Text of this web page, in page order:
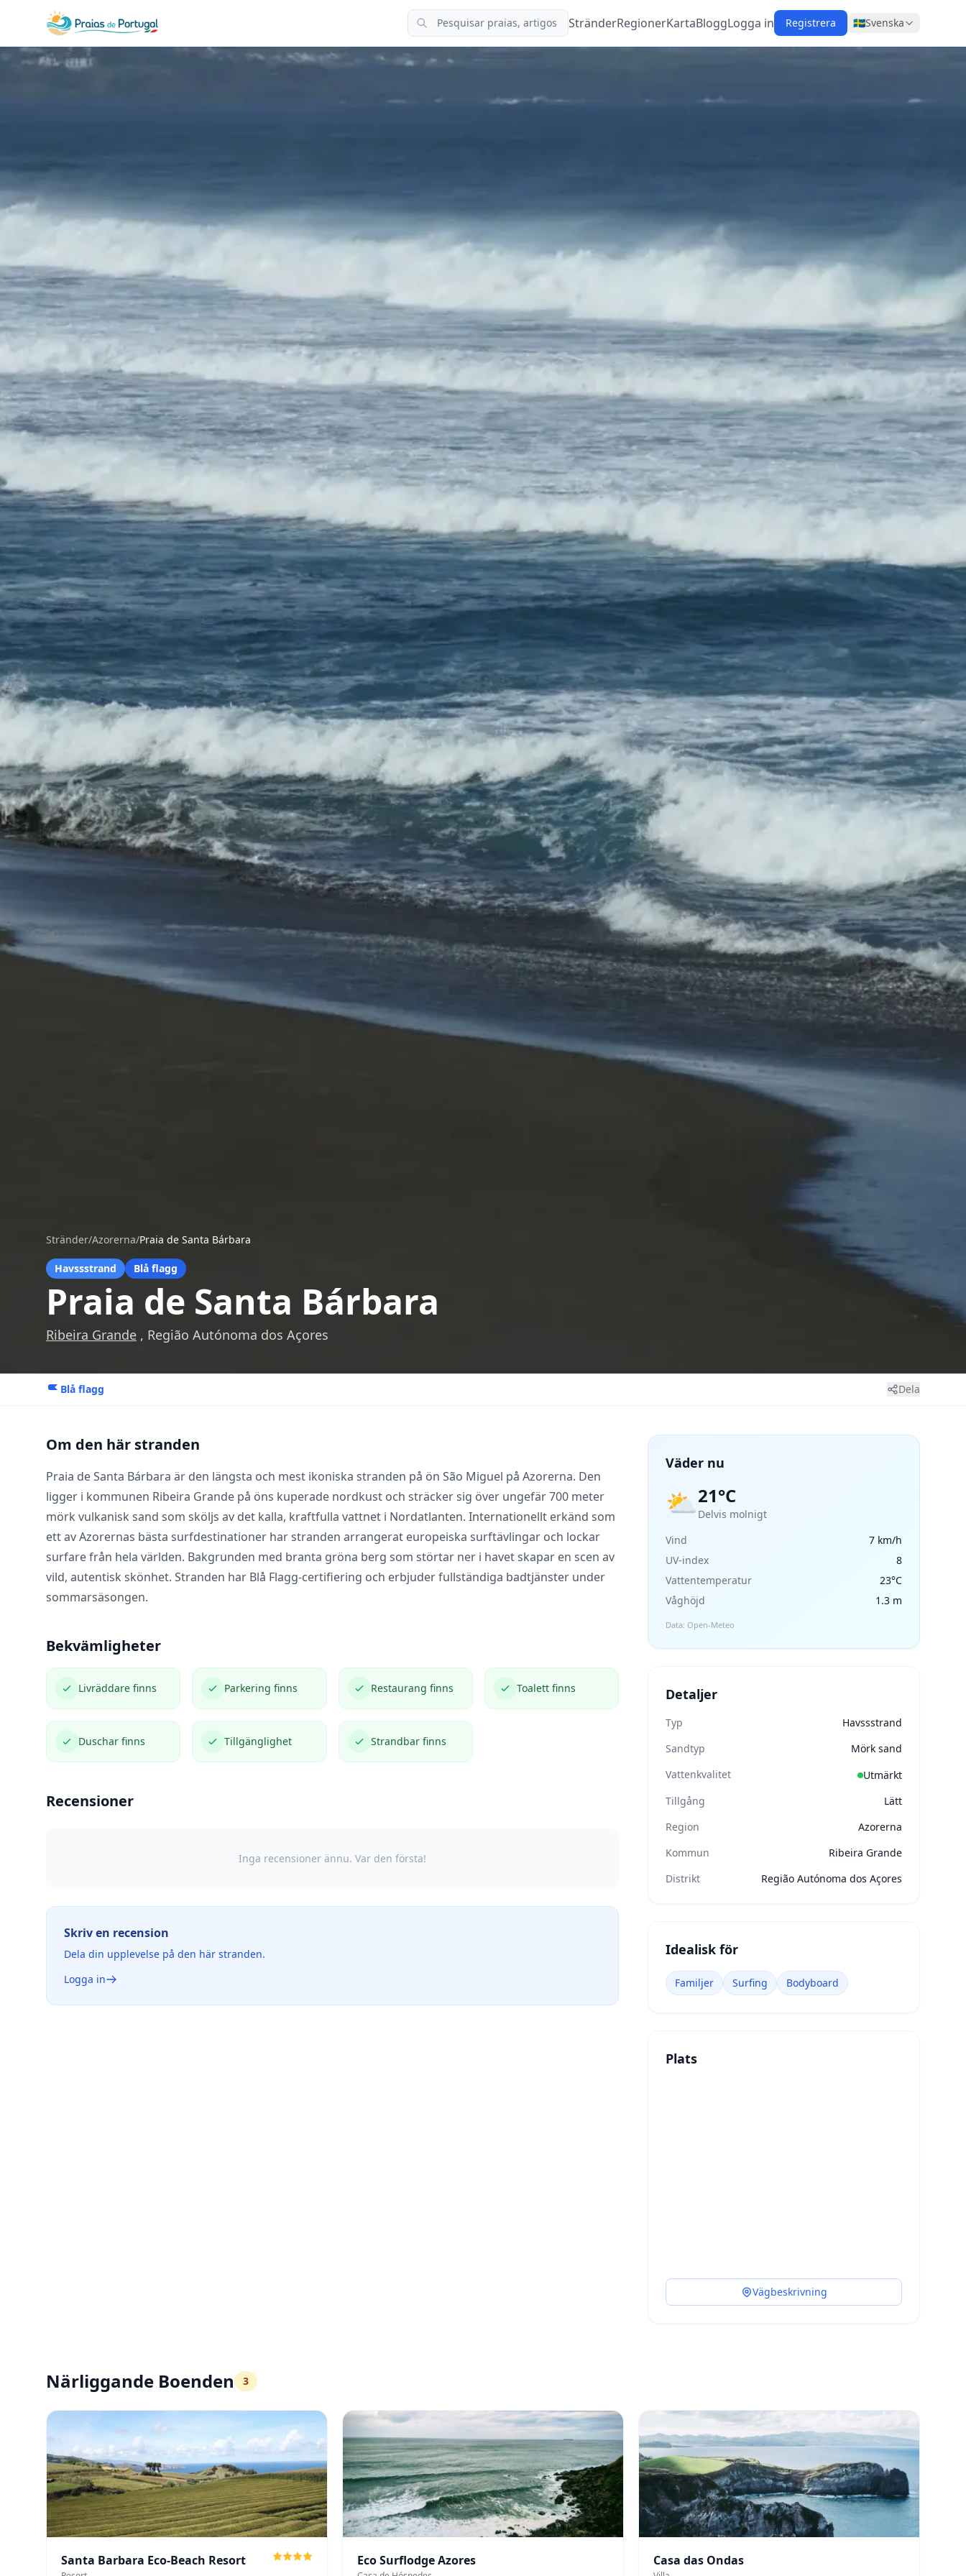
StränderRegionerKartaBloggLogga in Registrera 🇸🇪Svenska
Stränder/Azorerna/Praia de Santa Bárbara
Havssstrand Blå flagg
Praia de Santa Bárbara
Ribeira Grande , Região Autónoma dos Açores
Blå flagg Dela
Om den här stranden
Praia de Santa Bárbara är den längsta och mest ikoniska stranden på ön São Miguel på Azorerna. Den
ligger i kommunen Ribeira Grande på öns kuperade nordkust och sträcker sig över ungefär 700 meter
mörk vulkanisk sand som sköljs av det kalla, kraftfulla vattnet i Nordatlanten. Internationellt erkänd som
ett av Azorernas bästa surfdestinationer har stranden arrangerat europeiska surftävlingar och lockar
surfare från hela världen. Bakgrunden med branta gröna berg som störtar ner i havet skapar en scen av
vild, autentisk skönhet. Stranden har Blå Flagg-certifiering och erbjuder fullständiga badtjänster under
sommarsäsongen.
Bekvämligheter
Livräddare finns Parkering finns Restaurang finns Toalett finns
Duschar finns Tillgänglighet Strandbar finns
Recensioner
Inga recensioner ännu. Var den första!
Skriv en recension
Dela din upplevelse på den här stranden.
Logga in
Väder nu
⛅21°C
Delvis molnigt
Vind
7 km/h
UV-index
8
Vattentemperatur
23°C
Våghöjd
1.3 m
Data: Open-Meteo
Detaljer
Typ
Havssstrand
Sandtyp
Mörk sand
Vattenkvalitet
Utmärkt
Tillgång
Lätt
Region
Azorerna
Kommun
Ribeira Grande
Distrikt
Região Autónoma dos Açores
Idealisk för
Familjer Surfing Bodyboard
Plats
Vägbeskrivning
Närliggande Boenden 3
Santa Barbara Eco-Beach Resort Eco Surflodge Azores Casa das Ondas